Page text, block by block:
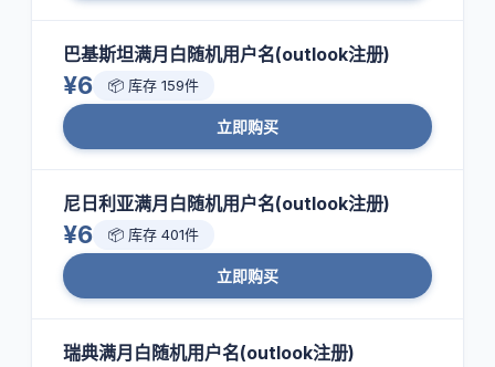
巴基斯坦满月白随机用户名(outlook注册)
¥6 📦 库存 159件
立即购买
尼日利亚满月白随机用户名(outlook注册)
¥6 📦 库存 401件
立即购买
瑞典满月白随机用户名(outlook注册)